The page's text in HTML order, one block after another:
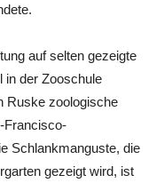
auf selten gezeigte
in der Zooschule
Ruske zoologische
Francisco-
Schlankmanguste, die
gezeigt wird, ist